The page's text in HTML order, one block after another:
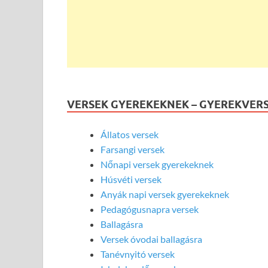
VERSEK GYEREKEKNEK –
Állatos versek
Farsangi versek
Nőnapi versek gyerekeknek
Húsvéti versek
Anyák napi versek gyerekeknek
Pedagógusnapra versek
Ballagásra
Versek óvodai ballagásra
Tanévnyitó versek